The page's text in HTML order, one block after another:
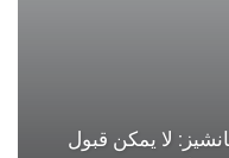
لا يمكن قبول